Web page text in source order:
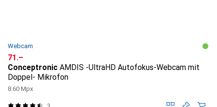
Webcam
CHF
71.–
Conceptronic AMDIS -UltraHD Autofokus-Webcam mit
Doppel- Mikrofon
8.60 Mpx